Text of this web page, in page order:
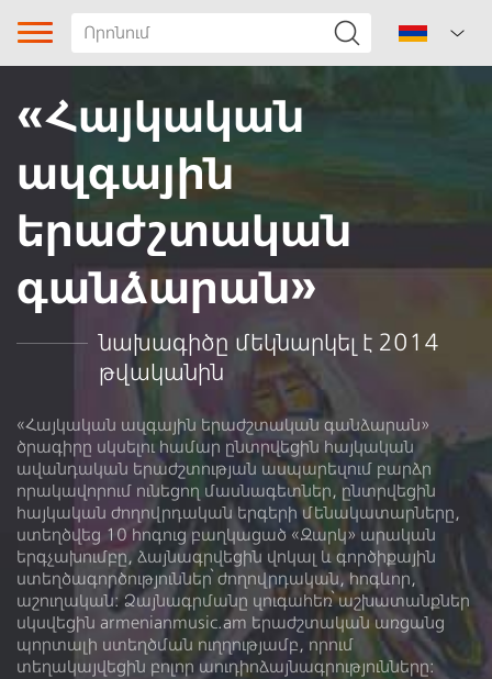
Երգի տիպը
Ենթաժանր
Տարածաշրջան
Հեղինակ
Կատարող
Սարգիս Բաղդասարեան
Նուագարան
«Հայկական
ազգային
երաժշտական
գանձարան»
նախագիծը մեկնարկել է 2014
թվականին
«Հայկական ազգային երաժշտական գանձարան»
ծրագիրը սկսելու համար ընտրվեցին հայկական
ավանդական երաժշտության ասպարեզում բարձր
որակավորում ունեցող մասնագետներ, ընտրվեցին
հայկական ժողովրդական երգերի մենակատարները,
ստեղծվեց 10 հոգուց բաղկացած «Զարկ» արական
երգչախումբը, ձայնագրվեցին վոկալ և գործիքային
ստեղծագործություններ՝ ժողովրդական, հոգևոր,
աշուղական: Ձայնագրմանը զուգահեռ՝ աշխատանքներ
սկսվեցին armenianmusic.am երաժշտական առցանց
պորտալի ստեղծման ուղղությամբ, որում
տեղակայվեցին բոլոր աուդիոձայնագրությունները: